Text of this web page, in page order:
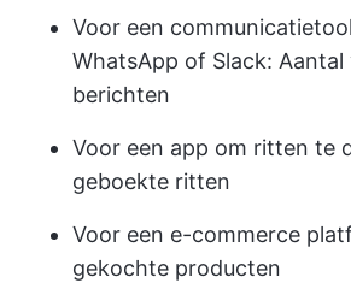
Voor een
WhatsApp of Slack:
berichten
Voor een app om ritten te
geboekte ritten
Voor een e-commerce
gekochte producten